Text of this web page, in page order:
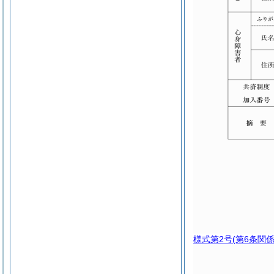
様式第2号(第6条関